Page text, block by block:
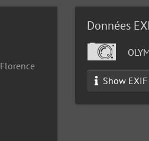
Florence
Données
Show